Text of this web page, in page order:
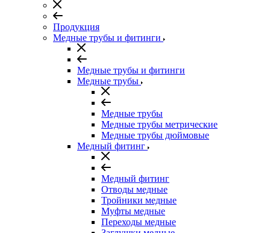
Продукция
Медные трубы и фитинги
Медные трубы и фитинги
Медные трубы
Медные трубы
Медные трубы метрические
Медные трубы дюймовые
Медный фитинг
Медный фитинг
Отводы медные
Тройники медные
Муфты медные
Переходы медные